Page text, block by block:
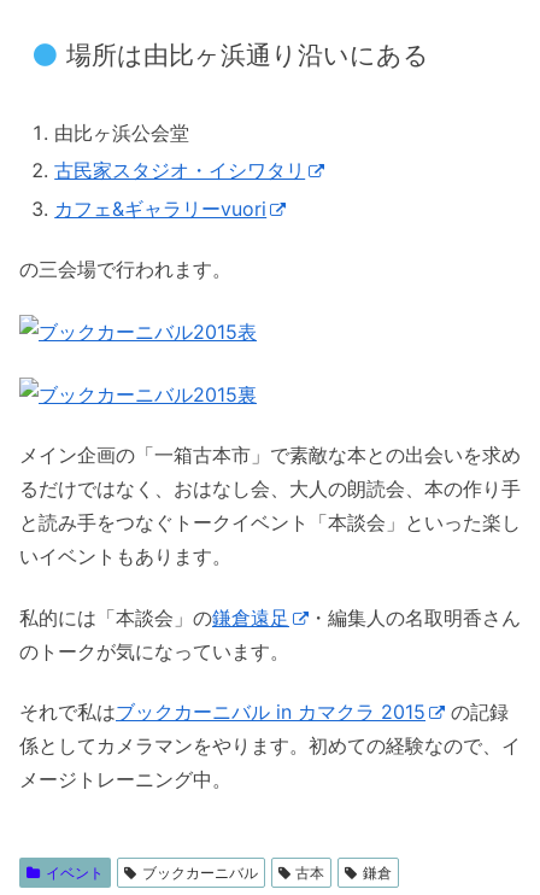
場所は由比ヶ浜通り沿いにある
由比ヶ浜公会堂
古民家スタジオ・イシワタリ
カフェ&ギャラリーvuori
の三会場で行われます。
メイン企画の「一箱古本市」で素敵な本との出会いを求め
るだけではなく、おはなし会、大人の朗読会、本の作り手
と読み手をつなぐトークイベント「本談会」といった楽し
いイベントもあります。
私的には「本談会」の鎌倉遠足
・編集人の名取明香さん
のトークが気になっています。
それで私はブックカーニバル in カマクラ 2015
の記録
係としてカメラマンをやります。初めての経験なので、イ
メージトレーニング中。
イベント ブックカーニバル 古本 鎌倉